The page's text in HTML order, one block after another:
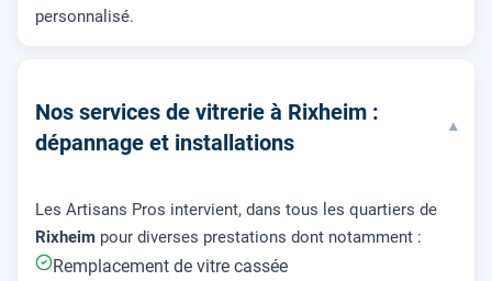
personnalisé.
Nos services de vitrerie à Rixheim :
dépannage et installations
▾
Les Artisans Pros intervient, dans tous les quartiers de
Rixheim pour diverses prestations dont notamment :
Remplacement de vitre cassée